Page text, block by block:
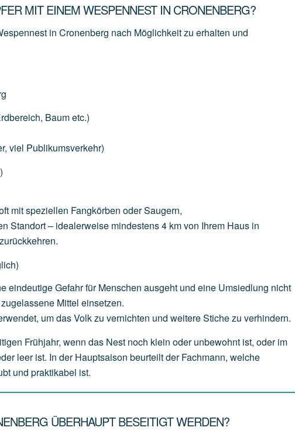
MIT EINEM WESPENNEST IN CRONENBERG?
in Cronenberg nach Möglichkeit zu erhalten und
Baumetc.)
viel Publikumsverkehr)
mitspeziellen Fangkörben oderSaugern,
Standort– idealerweise mindestens4 kmvon Ihrem Haus in
zurückkehren.
eindeutigeGefahrfür Menschen ausgeht und eine Umsiedlung nicht
zugelassene Mittel einsetzen.
umdasVolkzu vernichten und weitereStichezu verhindern.
Frühjahr, wenn das Nest noch klein oder unbewohnt ist, oder im
leer ist. In der Hauptsaison beurteilt der Fachmann, welche
und praktikabel ist.
ÜBERHAUPT BESEITIGT WERDEN?